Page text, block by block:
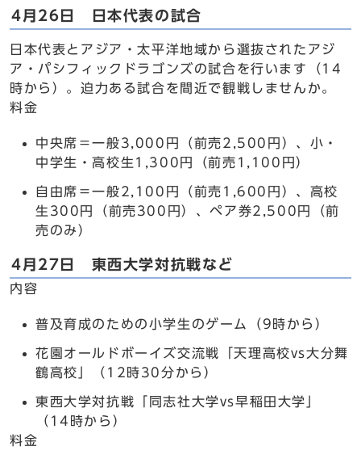
4月26日 日本代表の試合
日本代表とアジア・太平洋地域から選抜されたアジ
ア・パシフィックドラゴンズの試合を行います（14
時から）。迫力ある試合を間近で観戦しませんか。
料金
中央席＝一般3,000円（前売2,500円）、小・
中学生・高校生1,300円（前売1,100円）
自由席＝一般2,100円（前売1,600円）、高校
生300円（前売300円）、ペア券2,500円（前
売のみ）
4月27日 東西大学対抗戦など
内容
普及育成のための小学生のゲーム（9時から）
花園オールドボーイズ交流戦「天理高校vs大分舞
鶴高校」（12時30分から）
東西大学対抗戦「同志社大学vs早稲田大学」
（14時から）
料金